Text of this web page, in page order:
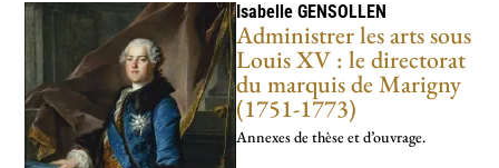
IsabelleGENSOLLEN
Administrer les arts sous
Louis XV : le directorat
du marquis de Marigny
(1751-1773)
Annexes de thèse et d’ouvrage.